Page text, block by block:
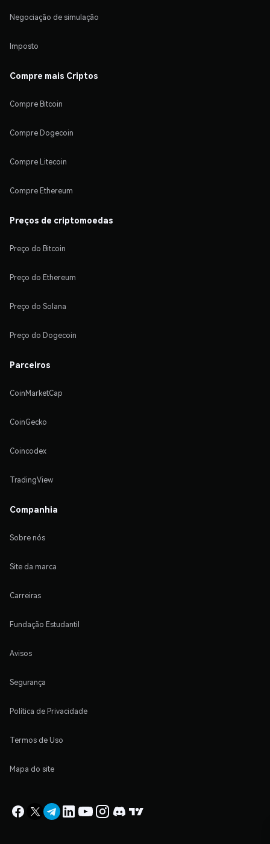
Negociação de simulação
Imposto
Compre mais Criptos
Compre Bitcoin
Compre Dogecoin
Compre Litecoin
Compre Ethereum
Preços de criptomoedas
Preço do Bitcoin
Preço do Ethereum
Preço do Solana
Preço do Dogecoin
Parceiros
CoinMarketCap
CoinGecko
Coincodex
TradingView
Companhia
Sobre nós
Site da marca
Carreiras
Fundação Estudantil
Avisos
Segurança
Política de Privacidade
Termos de Uso
Mapa do site